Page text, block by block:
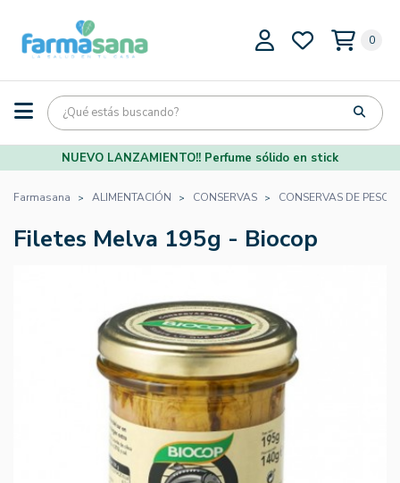
0
NUEVO LANZAMIENTO!! Perfume sólido en stick
Farmasana ALIMENTACIÓN CONSERVAS CONSERVAS DE
Filetes Melva 195g - Biocop